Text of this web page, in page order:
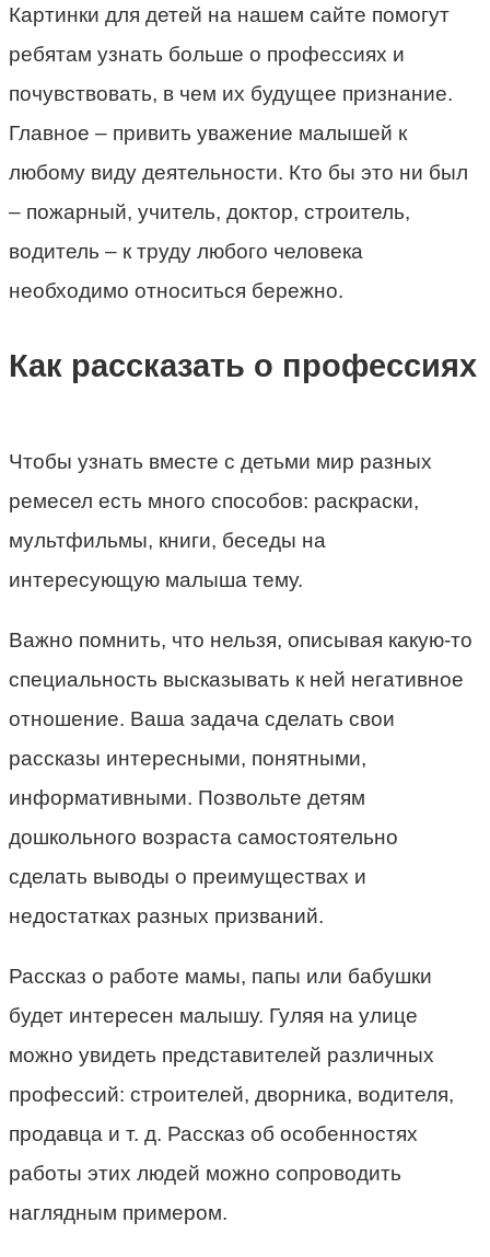
Картинки для детей на нашем сайте помогут
ребятам узнать больше о профессиях и
почувствовать, в чем их будущее признание.
Главное – привить уважение малышей к
любому виду деятельности. Кто бы это ни был
– пожарный, учитель, доктор, строитель,
водитель – к труду любого человека
необходимо относиться бережно.
Как рассказать о профессиях
Чтобы узнать вместе с детьми мир разных
ремесел есть много способов: раскраски,
мультфильмы, книги, беседы на
интересующую малыша тему.
Важно помнить, что нельзя, описывая какую-то
специальность высказывать к ней негативное
отношение. Ваша задача сделать свои
рассказы интересными, понятными,
информативными. Позвольте детям
дошкольного возраста самостоятельно
сделать выводы о преимуществах и
недостатках разных призваний.
Рассказ о работе мамы, папы или бабушки
будет интересен малышу. Гуляя на улице
можно увидеть представителей различных
профессий: строителей, дворника, водителя,
продавца и т. д. Рассказ об особенностях
работы этих людей можно сопроводить
наглядным примером.